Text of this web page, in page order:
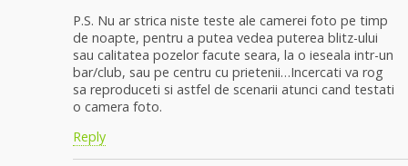
P.S. Nu ar strica niste teste ale camerei foto pe timp
de noapte, pentru a putea vedea puterea blitz-ului
sau calitatea pozelor facute seara, la o ieseala intr-un
bar/club, sau pe centru cu prietenii…Incercati va rog
sa reproduceti si astfel de scenarii atunci cand testati
o camera foto.
Reply